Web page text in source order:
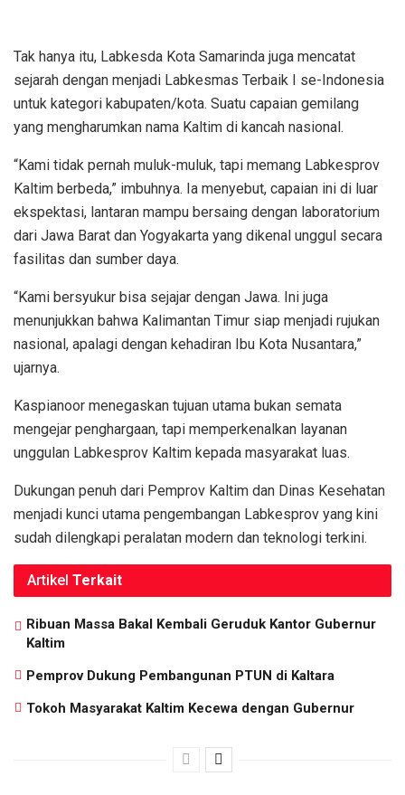
Tak hanya itu, Labkesda Kota Samarinda juga mencatat
sejarah dengan menjadi Labkesmas Terbaik I se-Indonesia
untuk kategori kabupaten/kota. Suatu capaian gemilang
yang mengharumkan nama Kaltim di kancah nasional.
“Kami tidak pernah muluk-muluk, tapi memang Labkesprov
Kaltim berbeda,” imbuhnya. Ia menyebut, capaian ini di luar
ekspektasi, lantaran mampu bersaing dengan laboratorium
dari Jawa Barat dan Yogyakarta yang dikenal unggul secara
fasilitas dan sumber daya.
“Kami bersyukur bisa sejajar dengan Jawa. Ini juga
menunjukkan bahwa Kalimantan Timur siap menjadi rujukan
nasional, apalagi dengan kehadiran Ibu Kota Nusantara,”
ujarnya.
Kaspianoor menegaskan tujuan utama bukan semata
mengejar penghargaan, tapi memperkenalkan layanan
unggulan Labkesprov Kaltim kepada masyarakat luas.
Dukungan penuh dari Pemprov Kaltim dan Dinas Kesehatan
menjadi kunci utama pengembangan Labkesprov yang kini
sudah dilengkapi peralatan modern dan teknologi terkini.
Artikel Terkait
Ribuan Massa Bakal Kembali Geruduk Kantor Gubernur
Kaltim
Pemprov Dukung Pembangunan PTUN di Kaltara
Tokoh Masyarakat Kaltim Kecewa dengan Gubernur